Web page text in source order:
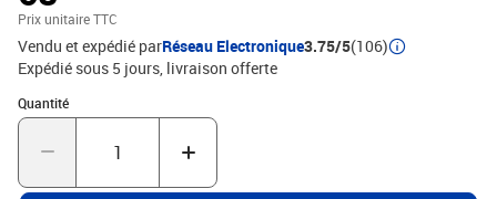
déploie. La mine peut également être sortie en appuyant sur le
clip. Verouillage du mécanisme en poussant le clip vers le haut.
Gomme rechargeable avec sortie rotative. Recharge de gomme :
ER-MG. Disponible en 8 couleurs. Largeur de ligne: 0,5 mm.
Rechargeable. Recharge de mine de crayon: EX-05P-__., PHOTOS
NON CONTRACTUELLES
Prix unitaire TTC
Vendu et expédié parRéseau Electronique3.75/5(106)
Expédié sous 5 jours livraison offerte
Quantité
Quantité : 1